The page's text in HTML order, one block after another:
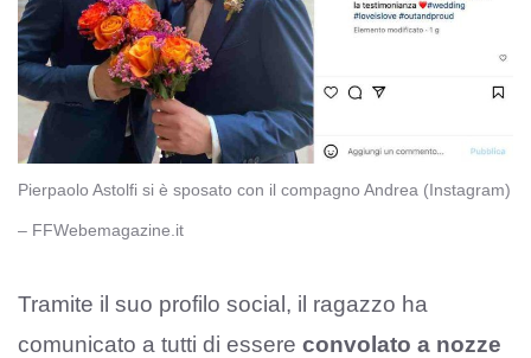
Pierpaolo Astolfi si è sposato con il compagno Andrea (Instagram)
– FFWebemagazine.it
Tramite il suo profilo social, il ragazzo ha
comunicato a tutti di essere convolato a nozze